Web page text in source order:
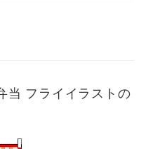
当 フライイラストの